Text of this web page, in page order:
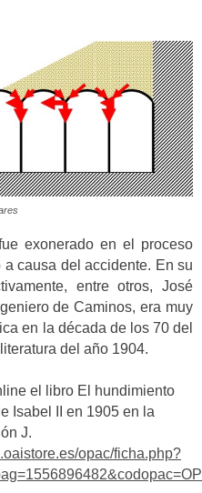
exonerado en el proceso
causa del accidente. En su
entre otros, José
de Caminos, era muy
en la década de los 70 del
del año 1904.
el libro El hundimiento
Isabel II en 1905 en la
J.
opac/ficha.php?